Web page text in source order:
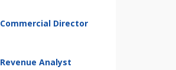
Commercial Director
Revenue Analyst